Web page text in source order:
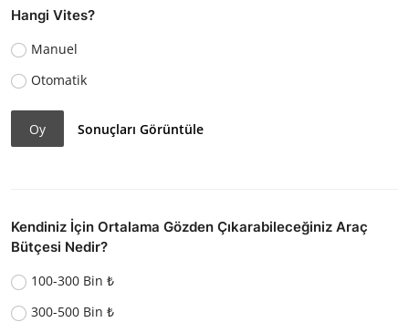
Hangi Vites?
Manuel
Otomatik
Oy Sonuçları Görüntüle
Kendiniz İçin Ortalama Gözden Çıkarabileceğiniz Araç
Bütçesi Nedir?
100-300 Bin ₺
300-500 Bin ₺